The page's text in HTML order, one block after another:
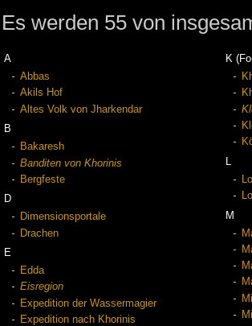
Es werden 55 von
A
Abbas
Akils Hof
Altes Volk von Jharkendar
B
Bakaresh
Banditen von Khorinis
Bergfeste
D
Dimensionsportale
Drachen
E
Edda
Eisregion
Expedition der Wassermagier
Expedition nach Khorinis
K
L
M